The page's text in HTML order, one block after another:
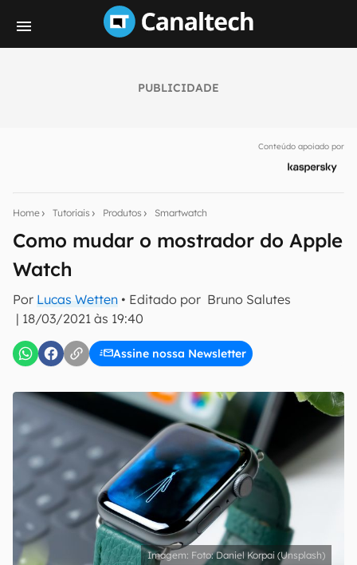
PUBLICIDADE
Conteúdo apoiado por
Home Tutoriais Produtos Smartwatch
Como mudar o mostrador do Apple
Watch
Por Lucas Wetten • Editado por Bruno Salutes
| 18/03/2021 às 19:40
Assine nossa Newsletter
notícias e reviews sobre tecnologia em primeira
Confirmo que li, aceito e concordo com os
Foto: Daniel Korpai (Unsplash)